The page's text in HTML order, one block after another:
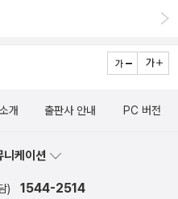
구비되어 있고, 화장실과 샤워
아주 자세히 나와 있다. 63개국,
피로를 다 풀고 갈 수 있는 장
네스코 세계문화유산으로 지정된
워진 물이 분출되는 게이시르,
지만 아이슬란드를 다시 찾는
, 여름에 가장 인기 있는 트레킹
관심이 생겼습니다.여행은 정말
중 알면 편리한 아이슬란드 어',
수도인 '레이캬비크'와 아이슬
드'도 소개하고 있어 정말 여행
.
개 출판사 안내 PC 버전
케이션
) 1544-2514